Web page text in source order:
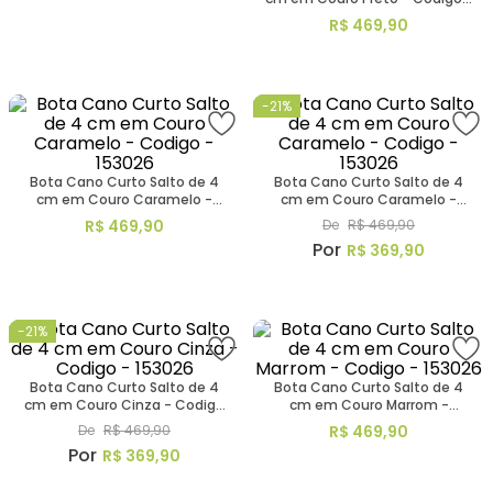
153026
R$ 469,90
Bota Cano Curto Salto de 4
cm em Couro Caramelo -
Codigo - 153026
R$ 469,90
-21%
Bota Cano Curto Salto de 4
cm em Couro Caramelo -
Codigo - 153026
De R$469,90
R$ 369,90
-21%
Bota Cano Curto Salto de 4
cm em Couro Cinza - Codigo
- 153026
De R$469,90
R$ 369,90
Bota Cano Curto Salto de 4
cm em Couro Marrom -
Codigo - 153026
R$ 469,90